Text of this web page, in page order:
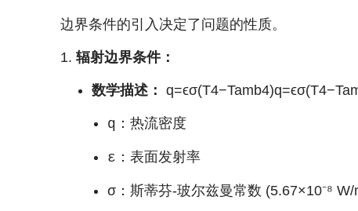
边界条件的引入决定了问题的性质。
辐射边界条件：
数学描述： q=ϵσ(T4−Tamb4)q=ϵσ(T4−T
q ：热流密度
ε ：表面发射率
σ ：斯蒂芬-玻尔兹曼常数 (5.67×10⁻⁸ W/